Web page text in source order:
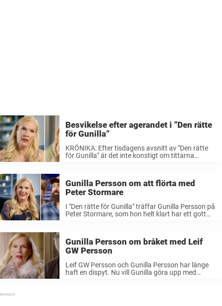
Besvikelse efter agerandet i ”Den rätte
för Gunilla”
KRÖNIKA: Efter tisdagens avsnitt av "Den rätte
för Gunilla" är det inte konstigt om tittarna
Gunilla Persson om att flörta med
Peter Stormare
I "Den rätte för Gunilla" träffar Gunilla Persson på
Peter Stormare, som hon helt klart har ett gott
Gunilla Persson om bråket med Leif
GW Persson
Leif GW Persson och Gunilla Persson har länge
haft en dispyt. Nu vill Gunilla göra upp med